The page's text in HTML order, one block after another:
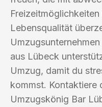
Lebensqualität
aus Lübeck
Umzug, damit du
kommst. Kontaktiere
Umzugskönig Bar